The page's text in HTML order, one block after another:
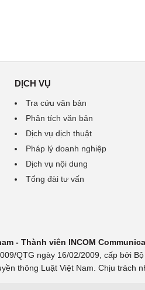
DỊCH VỤ
Tra cứu văn bản
Phân tích văn bản
Dịch vụ dịch thuật
Pháp lý doanh nghiệp
Dịch vụ nội dung
Tổng đài tư vấn
- Thành viên INCOM
QTG ngày 16/02/2009, cấp bởi
thông Luật Việt Nam. Chịu trách